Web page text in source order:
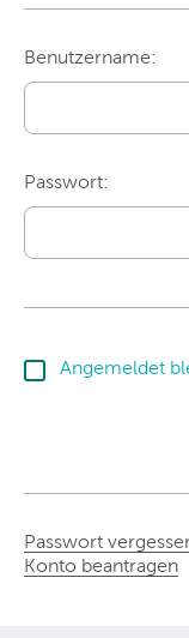
Benutzername:
Passwort:
Angemeldet
Passwort
Konto beantragen